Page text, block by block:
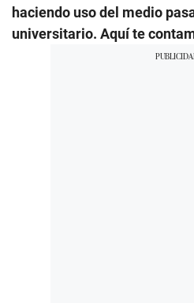
haciendo uso del medio
universitario. Aquí te